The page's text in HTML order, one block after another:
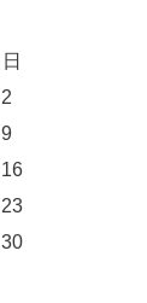
日
2
9
16
23
30